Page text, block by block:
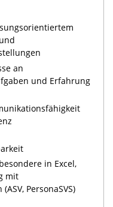
an
und Erfahrung
in Excel,
mit
PersonaSVS)